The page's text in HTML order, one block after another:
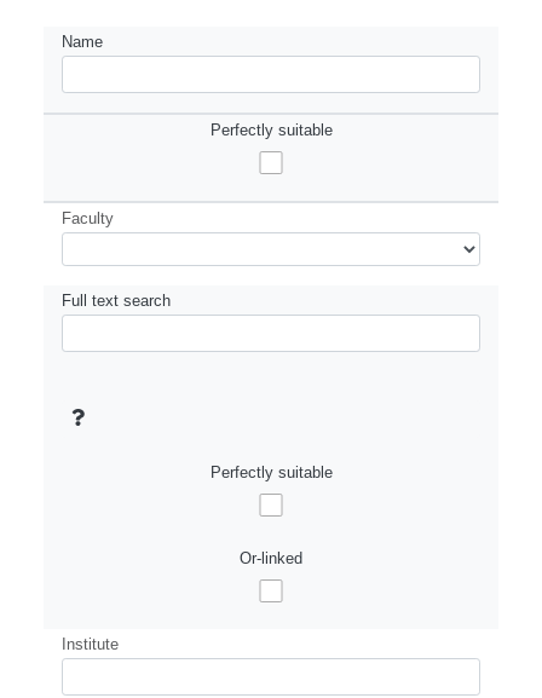
Name
Perfectly suitable
Faculty
Full text search
Perfectly suitable
Or-linked
Institute